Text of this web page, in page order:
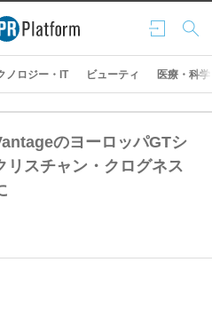
ログ
イン
検索
ノロジー・IT ビューティ 医療・科学
のヨーロッパGTシ
リスチャン・クログネス